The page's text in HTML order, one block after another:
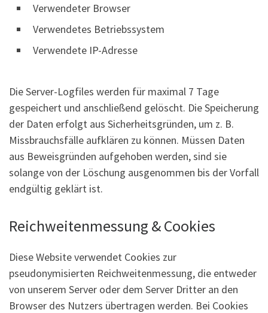
Verwendeter Browser
Verwendetes Betriebssystem
Verwendete IP-Adresse
Die Server-Logfiles werden für maximal 7 Tage
gespeichert und anschließend gelöscht. Die Speicherung
der Daten erfolgt aus Sicherheitsgründen, um z. B.
Missbrauchsfälle aufklären zu können. Müssen Daten
aus Beweisgründen aufgehoben werden, sind sie
solange von der Löschung ausgenommen bis der Vorfall
endgültig geklärt ist.
Reichweitenmessung & Cookies
Diese Website verwendet Cookies zur
pseudonymisierten Reichweitenmessung, die entweder
von unserem Server oder dem Server Dritter an den
Browser des Nutzers übertragen werden. Bei Cookies